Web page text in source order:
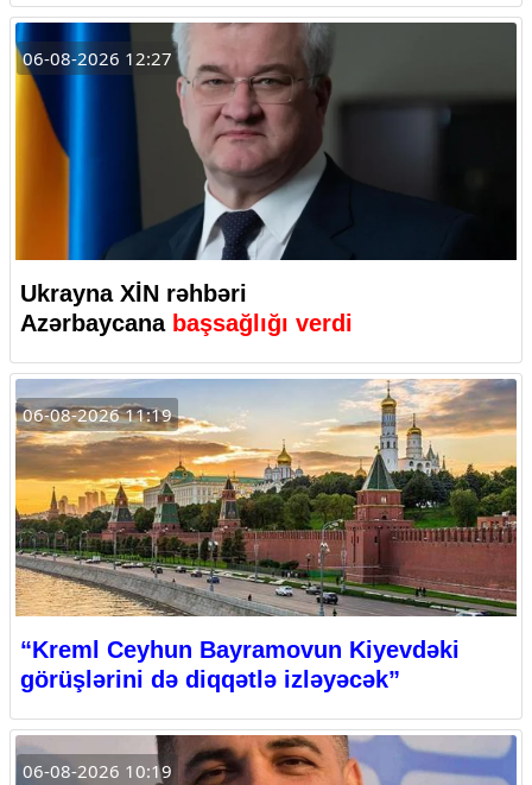
06-08-2026 12:27
Ukrayna XİN rəhbəri
Azərbaycana başsağlığı verdi
06-08-2026 11:19
“Kreml Ceyhun Bayramovun Kiyevdəki
görüşlərini də diqqətlə izləyəcək”
06-08-2026 10:19